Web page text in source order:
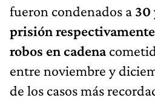
fueron condenados a 30
prisión respectivamente
robos en cadena
entre noviembre y
de los casos más